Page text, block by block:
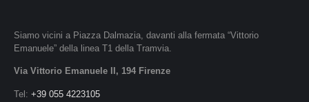
Siamo vicini a Piazza Dalmazia, davanti alla fermata “Vittorio
Emanuele” della linea T1 della Tramvia.
Via Vittorio Emanuele II, 194 Firenze
Tel: +39 055 4223105